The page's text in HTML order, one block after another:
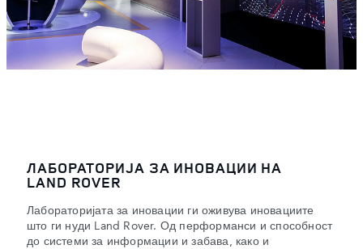
ЛАБОРАТОРИЈА ЗА ИНОВАЦИИ НА
LAND ROVER
Лабораторијата за иновации ги оживува иновациите
што ги нуди Land Rover. Од перформанси и способност
до системи за информации и забава, како и